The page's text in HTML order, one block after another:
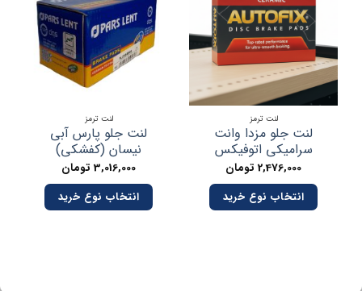
لنت ترمز
لنت جلو مزدا وانت
سرامیکی اتوفیکس
2,476,000تومان
انتخاب نوع خرید
لنت ترمز
لنت جلو پارس آبی
نیسان (کفشکی)
3,016,000تومان
انتخاب نوع خرید